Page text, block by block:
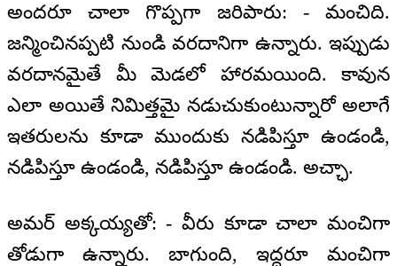
అందరూ చాలా గొప్పగా జరిపారు: - మంచిది.
జన్మించినప్పటి నుండి వరదానిగా ఉన్నారు. ఇప్పుడు
వరదానమైతే మీ మెడలో హారమయింది. కావున
ఎలా అయితే నిమిత్తమై నడుచుకుంటున్నారో అలాగే
ఇతరులను కూడా ముందుకు నడిపిస్తూ ఉండండి,
నడిపిస్తూ ఉండండి, నడిపిస్తూ ఉండండి. అచ్ఛా.
అమర్ అక్కయ్యతో: - వీరు కూడా చాలా మంచిగా
తోడుగా ఉన్నారు. బాగుంది, ఇద్దరూ మంచిగా